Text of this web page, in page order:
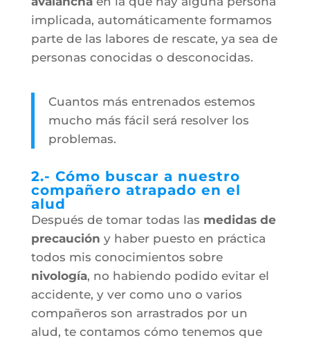
implicada, automáticamente formamos
parte de las labores de rescate, ya sea de
personas conocidas o desconocidas.
Cuantos más entrenados estemos
mucho más fácil será resolver los
problemas.
2.- Cómo buscar a nuestro
compañero atrapado en el
alud
Después de tomar todas las medidas de
precaución y haber puesto en práctica
todos mis conocimientos sobre
nivología, no habiendo podido evitar el
accidente, y ver como uno o varios
compañeros son arrastrados por un
alud, te contamos cómo tenemos que